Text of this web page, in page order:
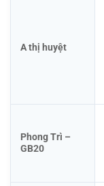
A thị huyệt
Phong Trì –
GB20